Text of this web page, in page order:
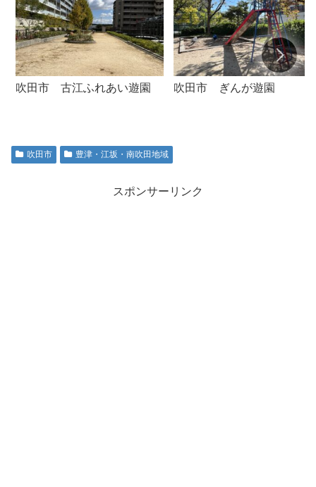
吹田市 古江ふれあい遊園 吹田市 ぎんが遊園
吹田市 豊津・江坂・南吹田地域
スポンサーリンク